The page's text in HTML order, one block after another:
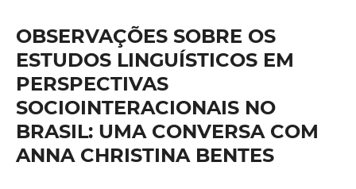
OBSERVAÇÕES SOBRE OS
ESTUDOS LINGUÍSTICOS EM
PERSPECTIVAS
SOCIOINTERACIONAIS NO
BRASIL: UMA CONVERSA COM
ANNA CHRISTINA BENTES